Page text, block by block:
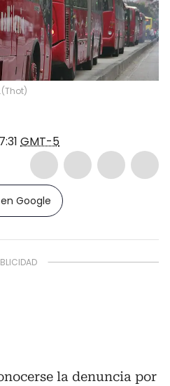
(Thot)
GMT-5
Google
la denuncia por